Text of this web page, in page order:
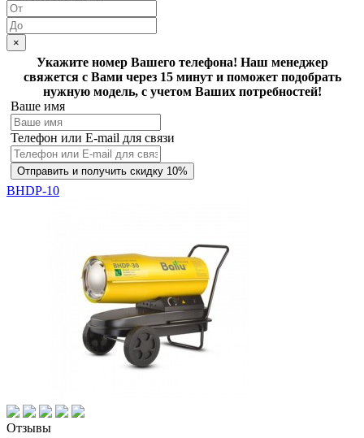
×
Укажите номер Вашего телефона! Наш менеджер
свяжется с Вами через 15 минут и поможет подобрать
нужную модель, с учетом Ваших потребностей!
Ваше имя
Телефон или E-mail для связи
Отправить и получить скидку 10%
BHDP-10
Отзывы